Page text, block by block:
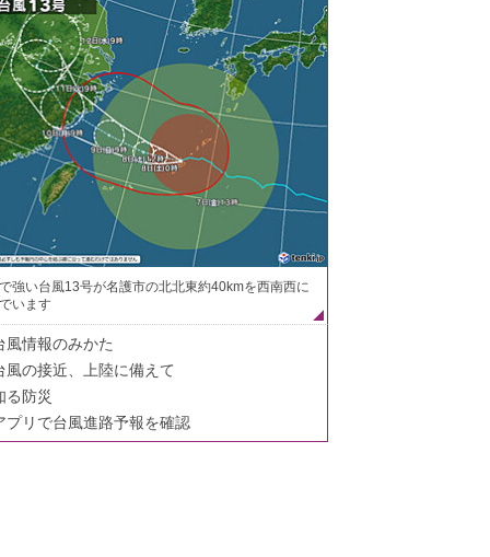
強い台風13号が名護市の北北東約40kmを西南西に
います
風情報のみかた
風の接近、上陸に備えて
る防災
プリで台風進路予報を確認